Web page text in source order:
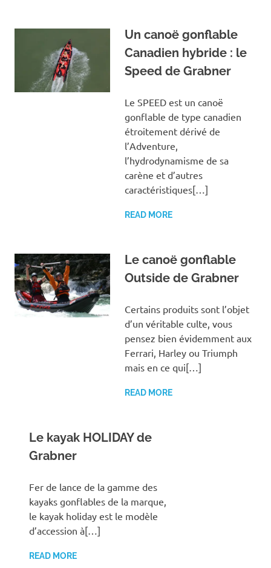
Un canoë gonflable
Canadien hybride : le
Speed de Grabner
Le SPEED est un canoë
gonflable de type canadien
étroitement dérivé de
l’Adventure,
l’hydrodynamisme de sa
carène et d’autres
caractéristiques[…]
READ MORE
Le canoë gonflable
Outside de Grabner
Certains produits sont l’objet
d’un véritable culte, vous
pensez bien évidemment aux
Ferrari, Harley ou Triumph
mais en ce qui[…]
READ MORE
Le kayak HOLIDAY de
Grabner
Fer de lance de la gamme des
kayaks gonflables de la marque,
le kayak holiday est le modèle
d’accession à[…]
READ MORE